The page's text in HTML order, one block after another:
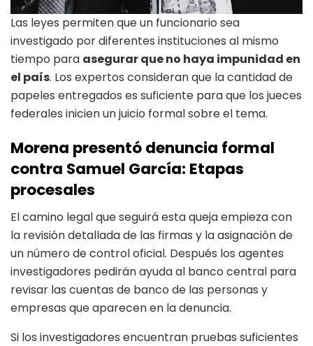
Las leyes permiten que un funcionario sea
investigado por diferentes instituciones al mismo
tiempo para asegurar que no haya impunidad en
el país. Los expertos consideran que la cantidad de
papeles entregados es suficiente para que los jueces
federales inicien un juicio formal sobre el tema.
Morena presentó denuncia formal
contra Samuel García: Etapas
procesales
El camino legal que seguirá esta queja empieza con
la revisión detallada de las firmas y la asignación de
un número de control oficial. Después los agentes
investigadores pedirán ayuda al banco central para
revisar las cuentas de banco de las personas y
empresas que aparecen en la denuncia.
Si los investigadores encuentran pruebas suficientes